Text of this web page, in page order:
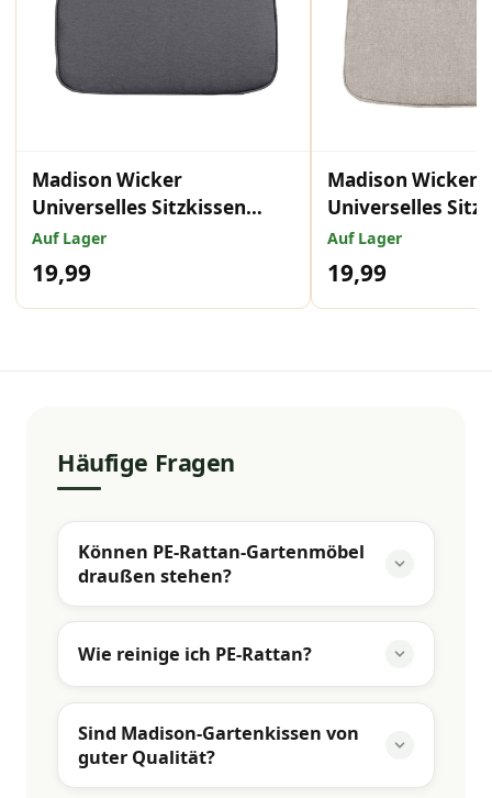
Madison Wicker
Universelles Sitzkissen
Panama Grey 48x48 cm
Auf Lager
19,99
Madison Wicker
Universelles
Panama Blend
Auf Lager
19,99
Häufige Fragen
Können PE-Rattan-Gartenmöbel
draußen stehen?
Wie reinige ich PE-Rattan?
Sind Madison-Gartenkissen von
guter Qualität?